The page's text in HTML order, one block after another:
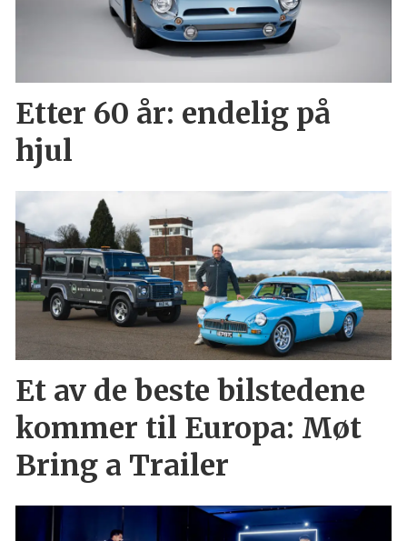
Etter 60 år: endelig på
hjul
Et av de beste bilstedene
kommer til Europa: Møt
Bring a Trailer